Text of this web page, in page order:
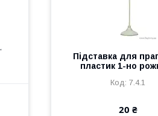
Підставка для
пластик 1-но
7.4.1
20 ₴